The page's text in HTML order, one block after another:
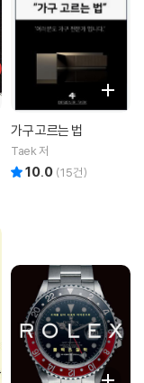
가구 고르는 법
Taek 저
10.0 (15건)